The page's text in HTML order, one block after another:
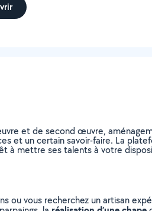
et de second œuvre,
et un certain savoir-faire. La
à mettre ses talents à votre
ou vous recherchez un artisan